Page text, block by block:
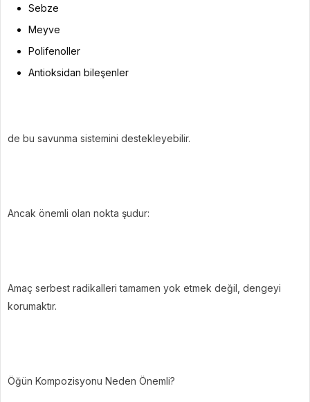
Sebze
Meyve
Polifenoller
Antioksidan bileşenler
de bu savunma sistemini destekleyebilir.
Ancak önemli olan nokta şudur:
Amaç serbest radikalleri tamamen yok etmek değil, dengeyi
korumaktır.
Öğün Kompozisyonu Neden Önemli?